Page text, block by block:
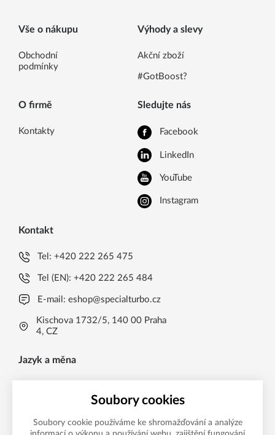
Vše o nákupu
Obchodní
podmínky
Výhody a slevy
Akční zboží
#GotBoost?
O firmě
Kontakty
Sledujte nás
Facebook
LinkedIn
YouTube
Instagram
Kontakt
Tel:+420 222 265 475
Tel (EN):+420 222 265 484
E-mail:eshop@specialturbo.cz
Kischova 1732/5, 140 00 Praha
4, CZ
Jazyk a měna
EN
Česká koruna CZK (Kč)
Česká koruna CZK (Kč)
Soubory cookies
Soubory cookie používáme ke shromažďování a analýze